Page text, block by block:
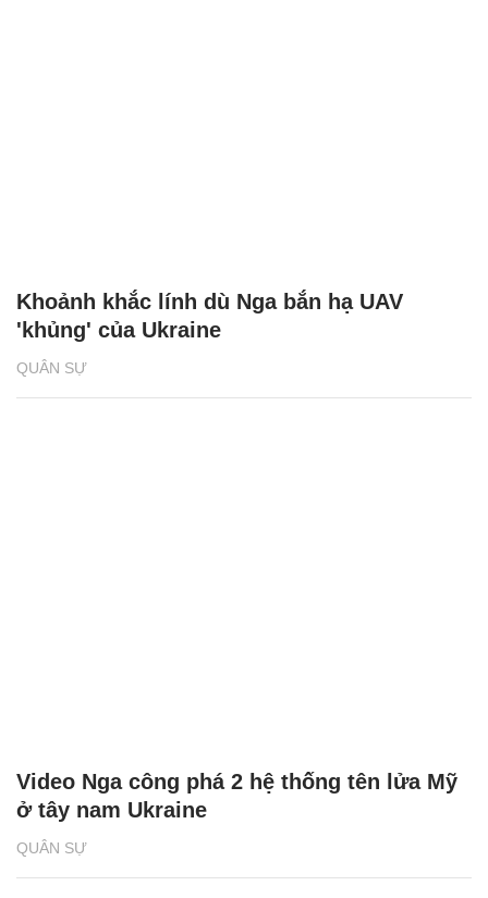
QUÂN SỰ
Khoảnh khắc lính dù Nga bắn hạ UAV
'khủng' của Ukraine
QUÂN SỰ
Video Nga công phá 2 hệ thống tên lửa Mỹ
ở tây nam Ukraine